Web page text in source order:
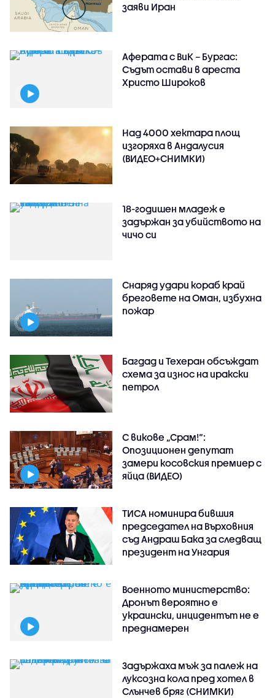
заяви Иран
Аферата с ВиК – Бургас:
Съдът остави в ареста
Христо Широков
Над 4000 хектара площ
изгоряха в Андалусия
(ВИДЕО+СНИМКИ)
18-годишен младеж е
задържан за убийството на
чичо си
Снаряд удари кораб край
бреговете на Оман, избухна
пожар
Багдад и Техеран обсъждат
схема за износ на иракски
петрол
С викове „Срам!“:
Опозиционен депутат
замери косовския премиер с
яйца (ВИДЕО)
ТИСА номинира бившия
председател на Върховния
съд Андраш Бака за следващ
президент на Унгария
Военното министерство:
Дронът вероятно е
украински, инцидентът не е
преднамерен
Задържаха мъж за палеж на
луксозна кола пред хотел в
Слънчев бряг (СНИМКИ)